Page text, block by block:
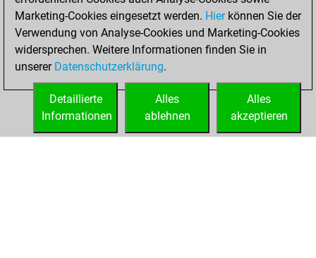
Samstag,
November 5, 2022
You created
your Fritz account
Marketing-Cookies eingesetzt werden. Hierkönnen Sie der
Verwendung von Analyse-Cookies und Marketing-Cookies
widersprechen. Weitere Informationen finden Sie in
unserer Datenschutzerklärung.
Alles
akzeptieren
Alles
ablehnen
Detaillierte
Informationen